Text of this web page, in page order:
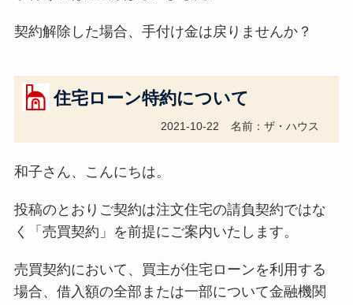
契約解除した場合、手付け金は戻りませんか？
住宅ローン特約について
2021-10-22 名前：ザ・ハウス
和子さん、こんにちは。
投稿のとおりご契約は注文住宅の請負契約ではな
く「売買契約」を前提にご案内いたします。
売買契約において、買主が住宅ローンを利用する
場合、借入額の全部または一部について金融機関